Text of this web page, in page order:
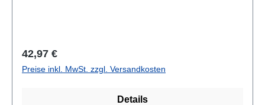
Regulärer Preis:
42,97 €
Preise inkl. MwSt. zzgl. Versandkosten
Details